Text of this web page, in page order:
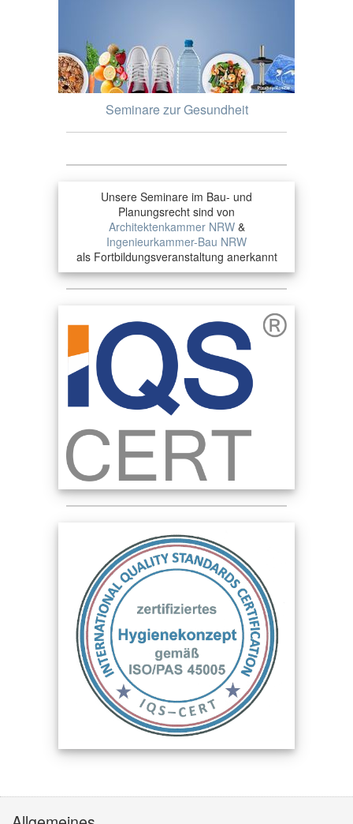
Seminare zur Gesundheit
Unsere Seminare im Bau- und
Planungsrecht sind von
Architektenkammer NRW&
Ingenieurkammer-Bau NRW
als Fortbildungsveranstaltung anerkannt